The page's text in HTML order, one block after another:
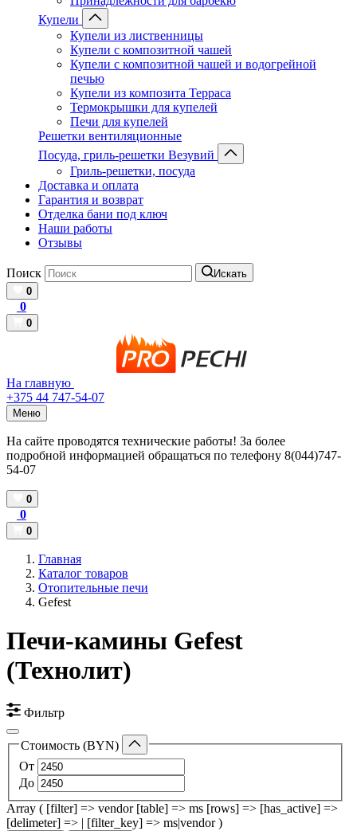
Купели
Купели из лиственницы
Купели с композитной чашей
Купели с композитной чашей и водогрейной
печью
Купели из композита Терраса
Термокрышки для купелей
Печи для купелей
Решетки вентиляционные
Посуда, гриль-решетки Везувий
Гриль-решетки, посуда
Доставка и оплата
Гарантия и возврат
Отделка бани под ключ
Наши работы
Отзывы
Поиск
Искать
0
0
0
На главную
+375 44 747-54-07
Меню
На сайте проводятся технические работы! За более
подробной информацией обращаться по телефону 8(044)747-
54-07
0
0
0
Главная
Каталог товаров
Отопительные печи
Gefest
Печи-камины Gefest
(Технолит)
Фильтр
Стоимость (BYN)
От
До
Array ( [filter] => vendor [table] => ms [rows] => [has_active] =>
[delimeter] => | [filter_key] => ms|vendor )